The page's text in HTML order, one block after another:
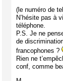
(le numéro de
N’hésite pas à
téléphone.
P.S. Je ne
de
francophones ?
Rien ne
conf, comme